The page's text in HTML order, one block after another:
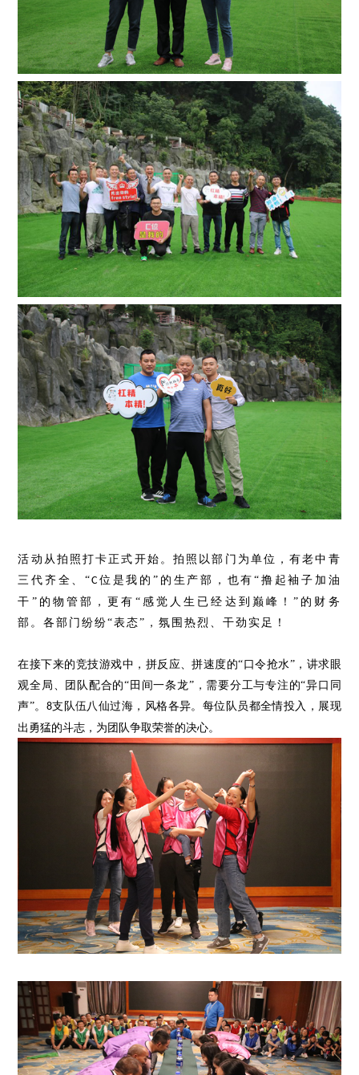
活动从拍照打卡正式开始。拍照以部门为单位，有老中青
三代齐全、“C 位是我的 ”的生产部，也有“撸起袖子加油
干”的物管部，更有“感觉人生已经达到巅峰！”的财务
部。各部门纷纷“表态”，氛围热烈、干劲实足！
在接下来的竞技游戏中，拼反应、拼速度的“口令抢水”，讲求眼
观全局、团队配合的“田间一条龙”，需要分工与专注的“异口同
声”。 8支队伍八仙过海，风格各异。每位队员都全情投入，展现
出勇猛的斗志，为团队争取荣誉的决心。